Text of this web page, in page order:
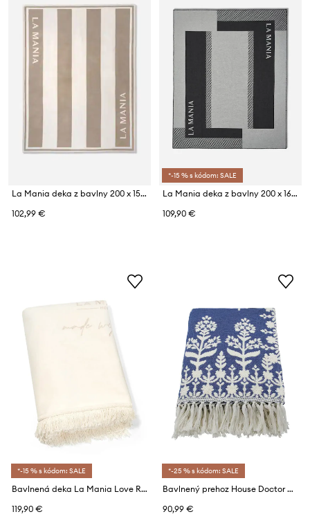
La Mania deka z bavlny 200 x 150 cm
102,99 €
*-15 % s kódom: SALE
La Mania deka z bavlny 200 x 165 cm
109,90 €
*-15 % s kódom: SALE
Bavlnená deka La Mania Love Royal 150 x 200 cm
119,90 €
*-25 % s kódom: SALE
Bavlnený prehoz House Doctor HDMazzo 200 x 140 cm
90,99 €